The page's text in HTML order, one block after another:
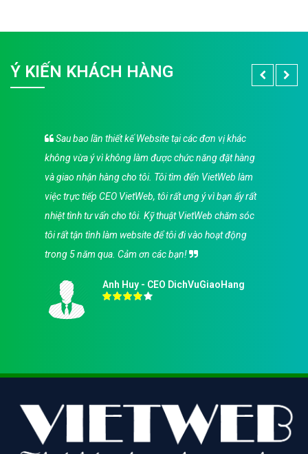
Ý KIẾN KHÁCH HÀNG
Sau bao lần thiết kế Website tại các đơn vị khác
không vừa ý vì không làm được chức năng đặt hàng
và giao nhận hàng cho tôi. Tôi tìm đến VietWeb làm
việc trực tiếp CEO VietWeb, tôi rất ưng ý vì bạn ấy rất
nhiệt tình tư vấn cho tôi. Kỹ thuật VietWeb chăm sóc
tôi rất tận tình làm website để tôi đi vào hoạt động
trong 5 năm qua. Cảm ơn các bạn!
Anh Huy - CEO DichVuGiaoHang